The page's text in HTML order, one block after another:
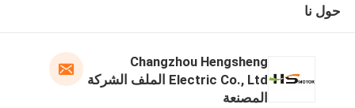
حول نا
Changzhou Hengsheng
Electric Co., Ltd الملف الشركة
المصنعة